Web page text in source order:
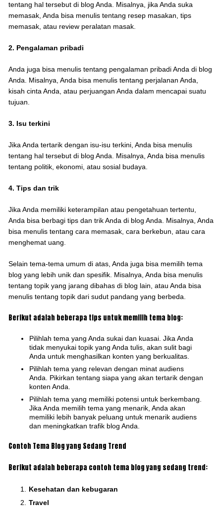
tentang hal tersebut di blog Anda. Misalnya, jika Anda suka
memasak, Anda bisa menulis tentang resep masakan, tips
memasak, atau review peralatan masak.
2. Pengalaman pribadi
Anda juga bisa menulis tentang pengalaman pribadi Anda di blog
Anda. Misalnya, Anda bisa menulis tentang perjalanan Anda,
kisah cinta Anda, atau perjuangan Anda dalam mencapai suatu
tujuan.
3. Isu terkini
Jika Anda tertarik dengan isu-isu terkini, Anda bisa menulis
tentang hal tersebut di blog Anda. Misalnya, Anda bisa menulis
tentang politik, ekonomi, atau sosial budaya.
4. Tips dan trik
Jika Anda memiliki keterampilan atau pengetahuan tertentu,
Anda bisa berbagi tips dan trik Anda di blog Anda. Misalnya, Anda
bisa menulis tentang cara memasak, cara berkebun, atau cara
menghemat uang.
Selain tema-tema umum di atas, Anda juga bisa memilih tema
blog yang lebih unik dan spesifik. Misalnya, Anda bisa menulis
tentang topik yang jarang dibahas di blog lain, atau Anda bisa
menulis tentang topik dari sudut pandang yang berbeda.
Berikut adalah beberapa tips untuk memilih tema blog:
Pilihlah tema yang Anda sukai dan kuasai. Jika Anda
tidak menyukai topik yang Anda tulis, akan sulit bagi
Anda untuk menghasilkan konten yang berkualitas.
Pilihlah tema yang relevan dengan minat audiens
Anda. Pikirkan tentang siapa yang akan tertarik dengan
konten Anda.
Pilihlah tema yang memiliki potensi untuk berkembang.
Jika Anda memilih tema yang menarik, Anda akan
memiliki lebih banyak peluang untuk menarik audiens
dan meningkatkan trafik blog Anda.
Contoh Tema Blog yang Sedang Trend
Berikut adalah beberapa contoh tema blog yang sedang trend:
Kesehatan dan kebugaran
Travel